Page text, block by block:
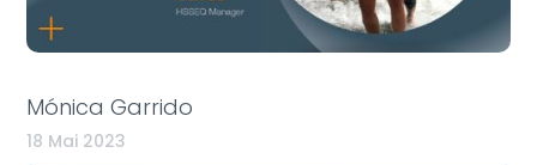
Mónica Garrido
18 Mai 2023